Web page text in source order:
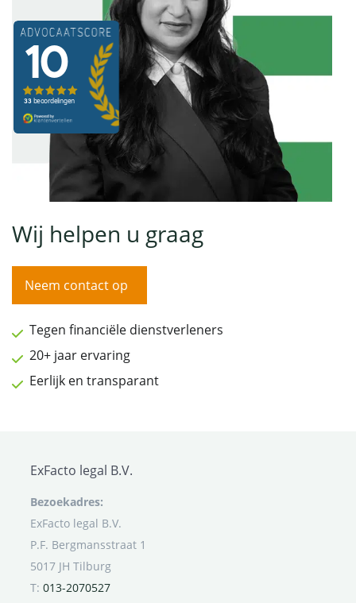
Wij helpen u graag
Neem contact op
Tegen financiële dienstverleners
20+ jaar ervaring
Eerlijk en transparant
ExFacto legal B.V.
Bezoekadres:
ExFacto legal B.V.
P.F. Bergmansstraat 1
5017 JH Tilburg
T: 013-2070527